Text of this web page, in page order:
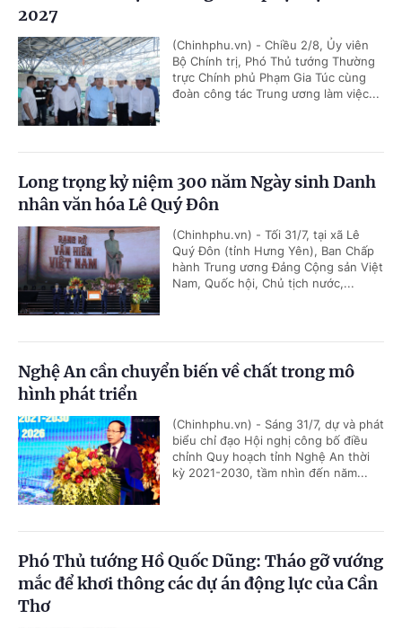
2027
(Chinhphu.vn) - Chiều 2/8, Ủy viên
Bộ Chính trị, Phó Thủ tướng Thường
trực Chính phủ Phạm Gia Túc cùng
đoàn công tác Trung ương làm việc...
Long trọng kỷ niệm 300 năm Ngày sinh Danh
nhân văn hóa Lê Quý Đôn
(Chinhphu.vn) - Tối 31/7, tại xã Lê
Quý Đôn (tỉnh Hưng Yên), Ban Chấp
hành Trung ương Đảng Cộng sản Việt
Nam, Quốc hội, Chủ tịch nước,...
Nghệ An cần chuyển biến về chất trong mô
hình phát triển
(Chinhphu.vn) - Sáng 31/7, dự và phát
biểu chỉ đạo Hội nghị công bố điều
chỉnh Quy hoạch tỉnh Nghệ An thời
kỳ 2021-2030, tầm nhìn đến năm...
Phó Thủ tướng Hồ Quốc Dũng: Tháo gỡ vướng
mắc để khơi thông các dự án động lực của Cần
Thơ